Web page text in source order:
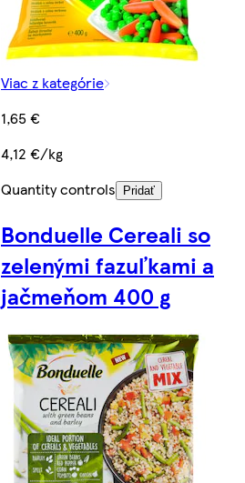
Viac z kategórie
1,65 €
4,12 €/kg
Quantity controls
Pridať
Bonduelle Cereali so
zelenými fazuľkami a
jačmeňom 400 g